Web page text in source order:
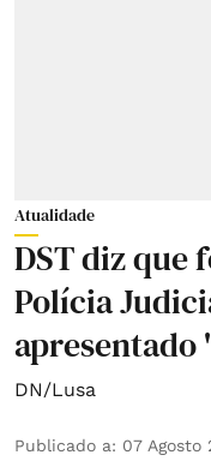
Atualidade
DST diz que
Polícia
apresentado
DN/Lusa
Publicado a: 07 Agosto